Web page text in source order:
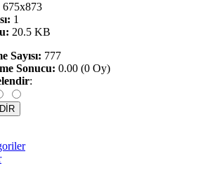
675x873
1
20.5 KB
Sayısı: 777
Sonucu: 0.00 (0 Oy)
: